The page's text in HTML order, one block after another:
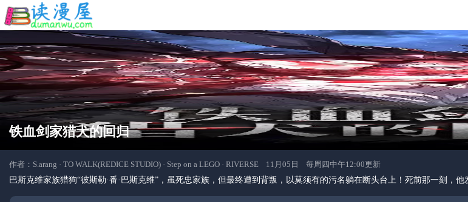
铁血剑家猎犬的回归
作者：S.arang · TO WALK(REDICE STUDIO) · Step on a LEGO · RIVERSE 11月05日 每周四中午12:00更新
巴斯克维家族猎狗“彼斯勒·番·巴斯克维”，虽死忠家族，但最终遭到背叛，以莫须有的污名躺在断头台上！死前那一刻，